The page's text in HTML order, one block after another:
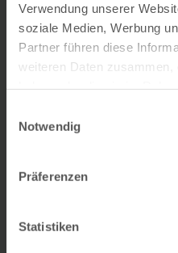
Verwendung unserer
soziale Medien, Werbung
Partner führen diese
weiteren Daten zusammen,
Notwendig
Präferenzen
Statistiken